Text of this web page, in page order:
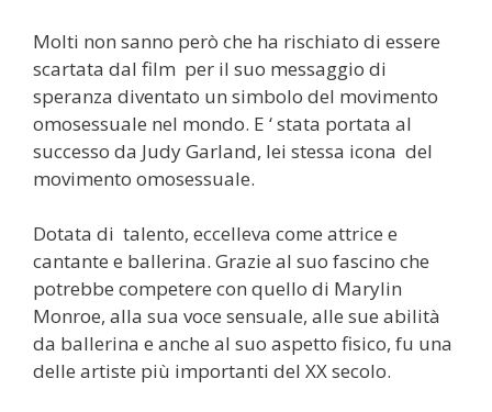
Molti non sanno però che ha rischiato di essere
scartata dal film per il suo messaggio di
speranza diventato un simbolo del movimento
omosessuale nel mondo. E ‘ stata portata al
successo da Judy Garland, lei stessa icona del
movimento omosessuale.
Dotata di talento, eccelleva come attrice e
cantante e ballerina. Grazie al suo fascino che
potrebbe competere con quello di Marylin
Monroe, alla sua voce sensuale, alle sue abilità
da ballerina e anche al suo aspetto fisico, fu una
delle artiste più importanti del XX secolo.